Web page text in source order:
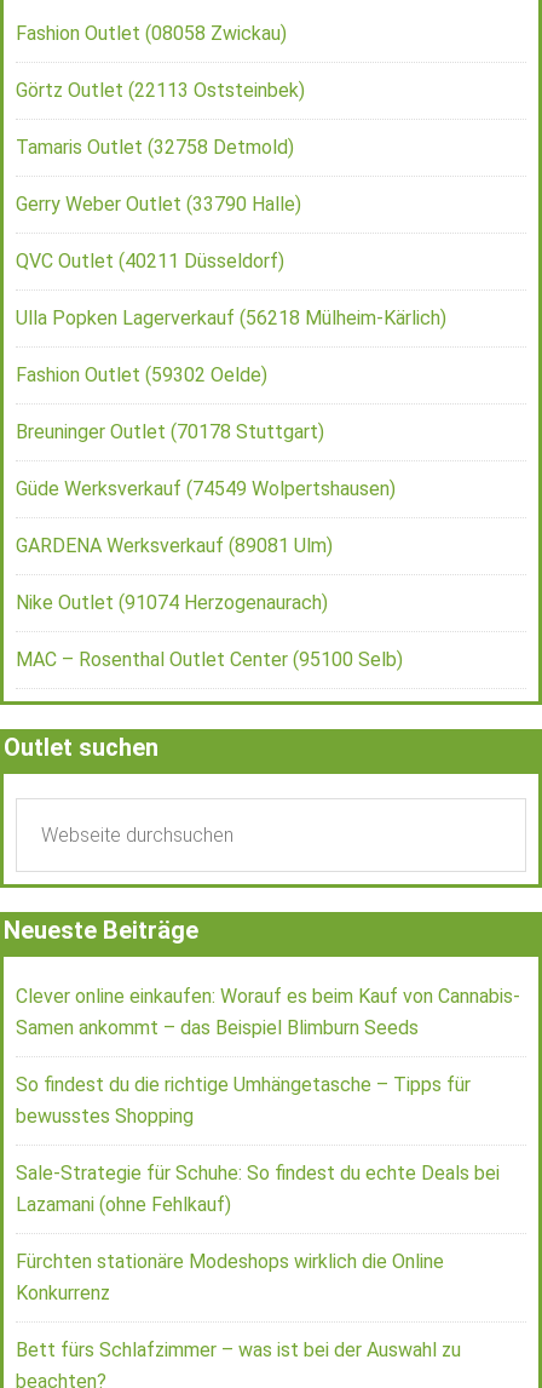
Fashion Outlet (08058 Zwickau)
Görtz Outlet (22113 Oststeinbek)
Tamaris Outlet (32758 Detmold)
Gerry Weber Outlet (33790 Halle)
QVC Outlet (40211 Düsseldorf)
Ulla Popken Lagerverkauf (56218 Mülheim-Kärlich)
Fashion Outlet (59302 Oelde)
Breuninger Outlet (70178 Stuttgart)
Güde Werksverkauf (74549 Wolpertshausen)
GARDENA Werksverkauf (89081 Ulm)
Nike Outlet (91074 Herzogenaurach)
MAC – Rosenthal Outlet Center (95100 Selb)
Outlet suchen
Neueste Beiträge
Clever online einkaufen: Worauf es beim Kauf von Cannabis-
Samen ankommt – das Beispiel Blimburn Seeds
So findest du die richtige Umhängetasche – Tipps für
bewusstes Shopping
Sale-Strategie für Schuhe: So findest du echte Deals bei
Lazamani (ohne Fehlkauf)
Fürchten stationäre Modeshops wirklich die Online
Konkurrenz
Bett fürs Schlafzimmer – was ist bei der Auswahl zu
beachten?